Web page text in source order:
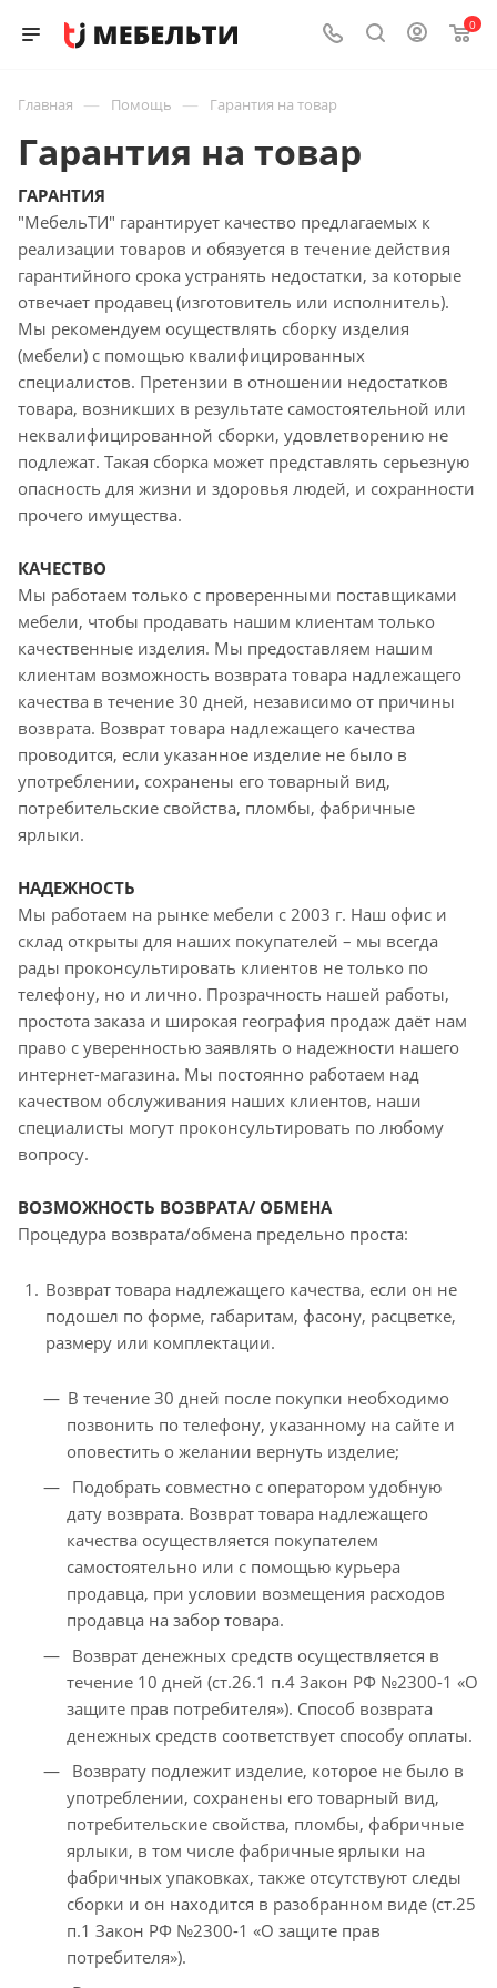
0
Главная — Помощь — Гарантия на товар
Гарантия на товар
ГАРАНТИЯ
"МебельТИ" гарантирует качество предлагаемых к
реализации товаров и обязуется в течение действия
гарантийного срока устранять недостатки, за которые
отвечает продавец (изготовитель или исполнитель).
Мы рекомендуем осуществлять сборку изделия
(мебели) с помощью квалифицированных
специалистов. Претензии в отношении недостатков
товара, возникших в результате самостоятельной или
неквалифицированной сборки, удовлетворению не
подлежат. Такая сборка может представлять серьезную
опасность для жизни и здоровья людей, и сохранности
прочего имущества.
КАЧЕСТВО
Мы работаем только с проверенными поставщиками
мебели, чтобы продавать нашим клиентам только
качественные изделия. Мы предоставляем нашим
клиентам возможность возврата товара надлежащего
качества в течение 30 дней, независимо от причины
возврата. Возврат товара надлежащего качества
проводится, если указанное изделие не было в
употреблении, сохранены его товарный вид,
потребительские свойства, пломбы, фабричные
ярлыки.
НАДЕЖНОСТЬ
Мы работаем на рынке мебели с 2003 г. Наш офис и
склад открыты для наших покупателей – мы всегда
рады проконсультировать клиентов не только по
телефону, но и лично. Прозрачность нашей работы,
простота заказа и широкая география продаж даёт нам
право с уверенностью заявлять о надежности нашего
интернет-магазина. Мы постоянно работаем над
качеством обслуживания наших клиентов, наши
специалисты могут проконсультировать по любому
вопросу.
ВОЗМОЖНОСТЬ ВОЗВРАТА/ ОБМЕНА
Процедура возврата/обмена предельно проста:
Возврат товара надлежащего качества, если он не
подошел по форме, габаритам, фасону, расцветке,
размеру или комплектации.
В течение 30 дней после покупки необходимо
позвонить по телефону, указанному на сайте и
оповестить о желании вернуть изделие;
Подобрать совместно с оператором удобную
дату возврата. Возврат товара надлежащего
качества осуществляется покупателем
самостоятельно или с помощью курьера
продавца, при условии возмещения расходов
продавца на забор товара.
Возврат денежных средств осуществляется в
течение 10 дней (ст.26.1 п.4 Закон РФ №2300-1 «О
защите прав потребителя»). Способ возврата
денежных средств соответствует способу оплаты.
Возврату подлежит изделие, которое не было в
употреблении, сохранены его товарный вид,
потребительские свойства, пломбы, фабричные
ярлыки, в том числе фабричные ярлыки на
фабричных упаковках, также отсутствуют следы
сборки и он находится в разобранном виде (ст.25
п.1 Закон РФ №2300-1 «О защите прав
потребителя»).